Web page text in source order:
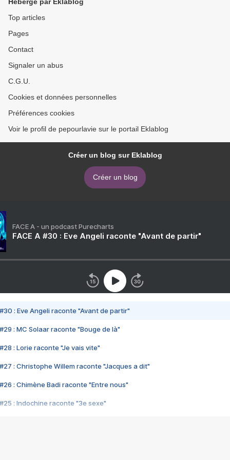
Top articles
Pages
Contact
Signaler un abus
C.G.U.
Cookies et données personnelles
Préférences cookies
Voir le profil de pepourlavie sur le portail Eklablog
Créer un blog sur Eklablog
Créer un blog
FACE A - un podcast Purecharts
FACE A #30 : Eve Angeli raconte "Avant de partir"
#30 : Eve Angeli raconte "Avant de partir"
#29 : MC Solaar raconte "Bouge de là"
#28 : Lorie raconte "Je vais vite"
#27 : Christophe Willem raconte "Jacques a dit"
#26 : Chimène Badi raconte "Entre nous"
#25 : Indochine raconte "3e sexe"